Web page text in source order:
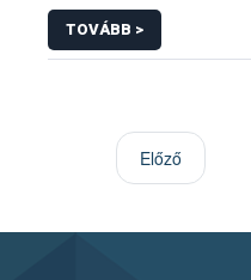
TOVÁBB >
Előző